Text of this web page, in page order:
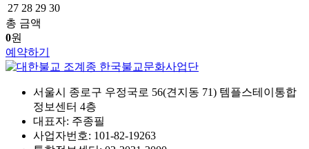
27 28 29 30
총 금액
0원
예약하기
서울시 종로구 우정국로 56(견지동 71) 템플스테이통합
정보센터 4층
대표자: 주종필
사업자번호: 101-82-19263